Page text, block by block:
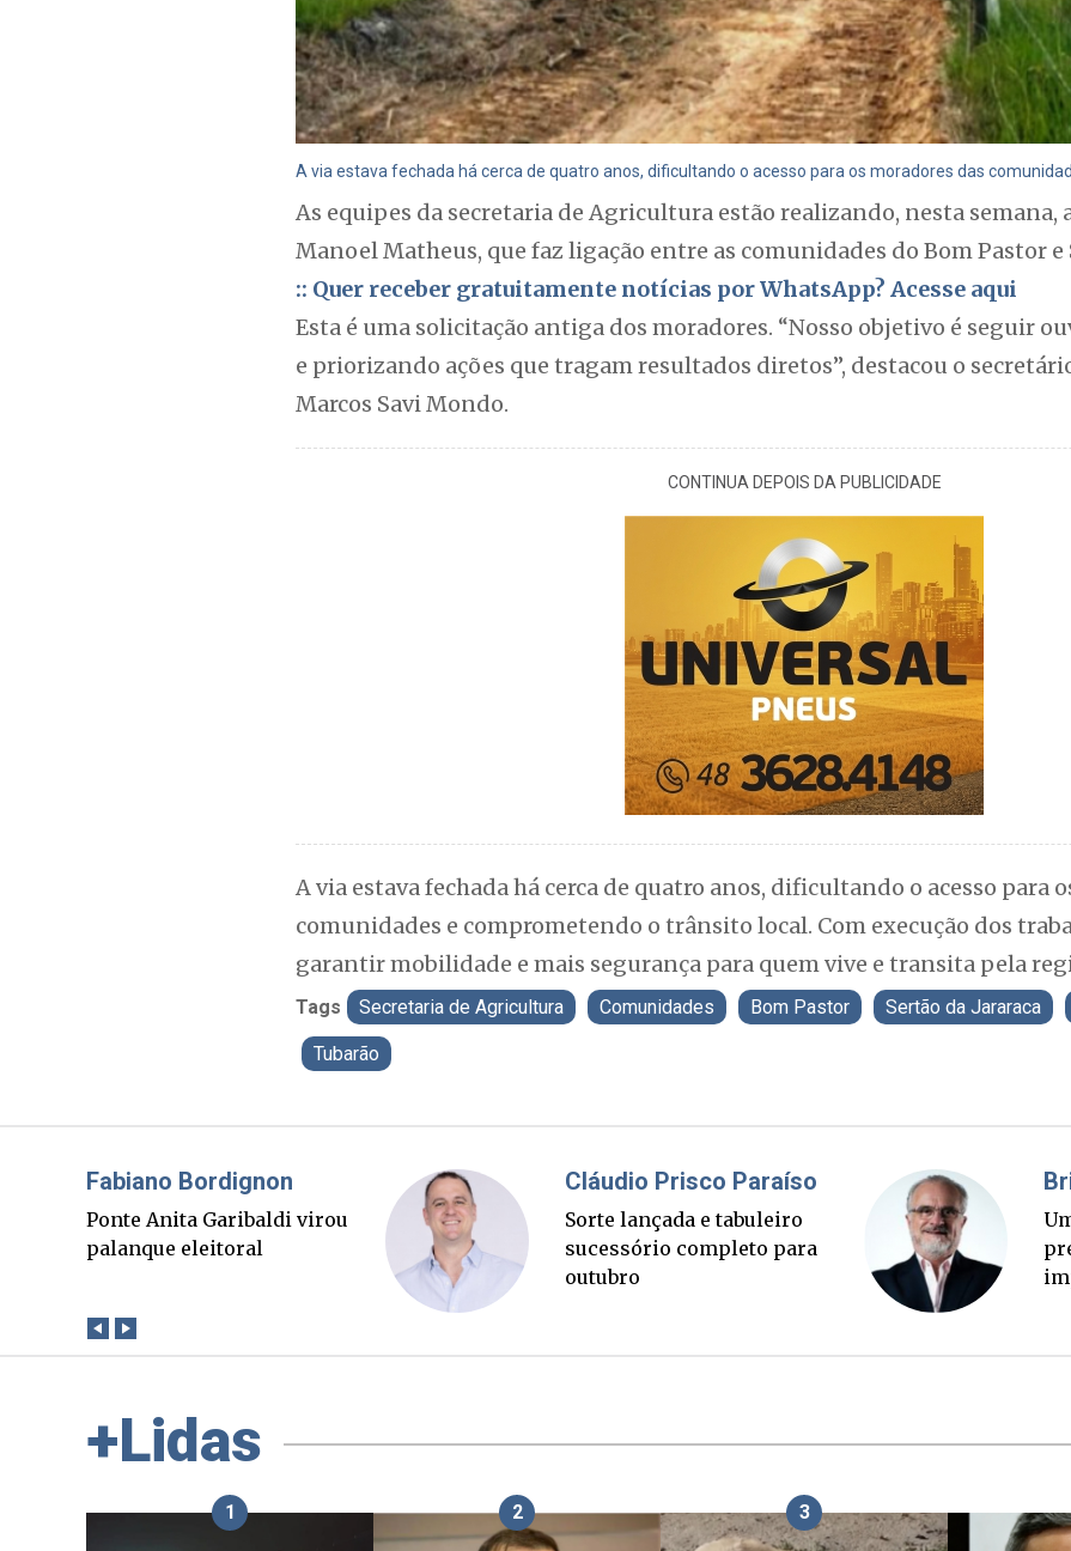
A via estava fechada há cerca de quatro anos, dificultando o acesso para os moradores das
As equipes da secretaria de Agricultura estão realizando, nesta semana,
Manoel Matheus, que faz ligação entre as comunidades do Bom Pastor e
:: Quer receber gratuitamente notícias por WhatsApp? Acesse aqui
Esta é uma solicitação antiga dos moradores. “Nosso objetivo é seguir
e priorizando ações que tragam resultados diretos”, destacou o
Marcos Savi Mondo.
CONTINUA DEPOIS DA PUBLICIDADE
A via estava fechada há cerca de quatro anos, dificultando o acesso para
comunidades e comprometendo o trânsito local. Com execução dos
garantir mobilidade e mais segurança para quem vive e transita pela
Tags Secretaria de Agricultura Comunidades Bom Pastor Sertão da Jararaca
Tubarão
Misael Elias
O Boato corre mais rápido
que a verdade. Mas quem
Fabiano Bordignon
Ponte Anita Garibaldi virou
palanque eleitoral
+Lidas
1 2 3